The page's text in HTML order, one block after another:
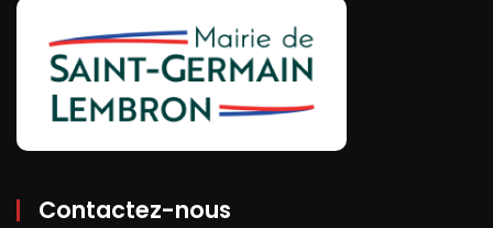
Contactez-nous